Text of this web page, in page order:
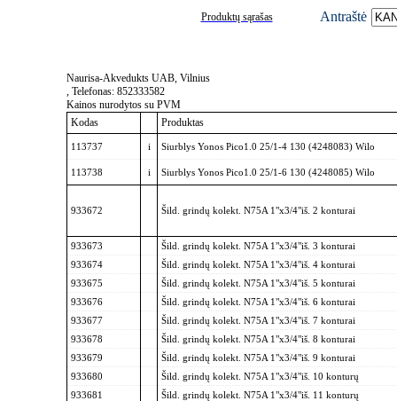
Produktų sąrašas Antraštė
Naurisa-Akvedukts UAB, Vilnius
, Telefonas: 852333582
Kainos nurodytos su PVM
Kodas
Produktas
113737 i Siurblys Yonos Pico1.0 25/1-4 130 (4248083) Wilo
113738 i Siurblys Yonos Pico1.0 25/1-6 130 (4248085) Wilo
933672 Šild. grindų kolekt. N75A 1"x3/4"iš. 2 konturai
933673
Šild. grindų kolekt. N75A 1"x3/4"iš. 3 konturai
933674
Šild. grindų kolekt. N75A 1"x3/4"iš. 4 konturai
933675
Šild. grindų kolekt. N75A 1"x3/4"iš. 5 konturai
933676
Šild. grindų kolekt. N75A 1"x3/4"iš. 6 konturai
933677
Šild. grindų kolekt. N75A 1"x3/4"iš. 7 konturai
933678
Šild. grindų kolekt. N75A 1"x3/4"iš. 8 konturai
933679
Šild. grindų kolekt. N75A 1"x3/4"iš. 9 konturai
933680
Šild. grindų kolekt. N75A 1"x3/4"iš. 10 konturų
933681
Šild. grindų kolekt. N75A 1"x3/4"iš. 11 konturų